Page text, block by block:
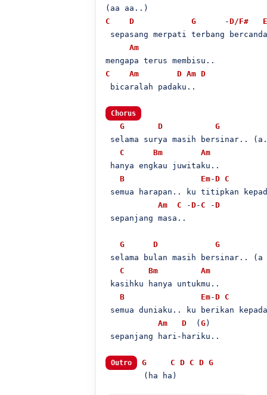
C
D G
      -
D/F#
sepasang merpati terbang
Am
C
Am D Am D
bicaralah padaku..
Chorus
G D
G
selama surya masih bersinar..
C
Bm
Am
hanya engkau juwitaku..
B
Em-D C
semua harapan.. ku titipkan
Am
C -D- C -D
sepanjang masa..
G D
G
selama bulan masih bersinar..
C
Bm
Am
kasihku hanya untukmu..
B
Em-D C
semua duniaku.. ku berikan
Am
D
  (
G)
sepanjang hari-hariku..
Outro G C D C D G
        (ha ha)